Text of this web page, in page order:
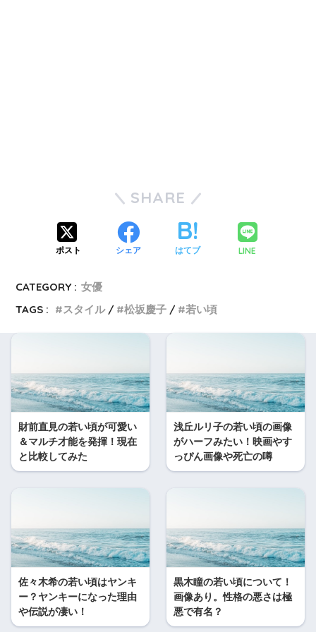
SHARE
ポスト シェア はてブ LINE
CATEGORY : 女優
TAGS :
スタイル 松坂慶子 若い頃
財前直見の若い頃が可愛い
＆マルチ才能を発揮！現在
と比較してみた
浅丘ルリ子の若い頃の画像
がハーフみたい！映画やす
っぴん画像や死亡の噂
佐々木希の若い頃はヤンキ
ー？ヤンキーになった理由
や伝説が凄い！
黒木瞳の若い頃について！
画像あり。性格の悪さは極
悪で有名？